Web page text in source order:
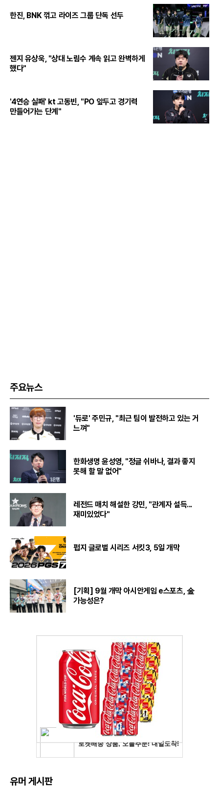
한진, BNK 꺾고 라이즈 그룹 단독 선두
젠지 유상욱, "상대 노림수 계속 읽고 완벽하게
했다"
'4연승 실패' kt 고동빈, "PO 앞두고 경기력
만들어가는 단계"
주요뉴스
'듀로' 주민규, "최근 팀이 발전하고 있는 거
느껴"
한화생명 윤성영, "정글 쉬바나, 결과 좋지
못해 할 말 없어"
레전드 매치 해설한 강민, "관계자 설득...
재미있었다"
펍지 글로벌 시리즈 서킷3, 5일 개막
[기획] 9월 개막 아시안게임 e스포츠, 金
가능성은?
유머 게시판